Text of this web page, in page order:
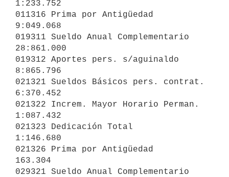
1:233.752
011316 Prima por Antigüedad
9:049.068
019311 Sueldo Anual Complementario
28:861.000
019312 Aportes pers. s/aguinaldo
8:865.796
021321 Sueldos Básicos pers. contrat.
6:370.452
021322 Increm. Mayor Horario Perman.
1:087.432
021323 Dedicación Total
1:146.680
021326 Prima por Antigüedad
163.304
029321 Sueldo Anual Complementario